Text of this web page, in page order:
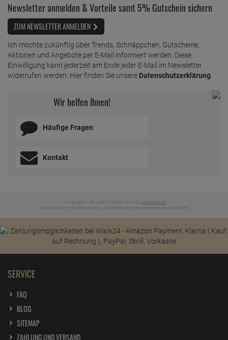
Mellerud Urin und Kalkstein Entferner 1L
ab 6,
1 Liter =
Newsletter anmelden & Vorteile samt 5% Gutschein sichern
ZUM NEWSLETTER ANMELDEN
Ich möchte zukünftig über Trends, Schnäppchen, Gutscheine,
Aktionen und Angebote per E-Mail informiert werden. Diese
Einwilligung kann jederzeit am Ende jeder E-Mail im Newsletter
widerrufen werden. Hier finden Sie unsere Datenschutzerklärung
Wir helfen Ihnen!
Häufige Fragen
Kontakt
* Preisangaben inkl. gesetzl. MwSt. und zzgl. Versandkosten
Ursprünglicher Preis des Händlers, Unverbindliche Preisempfehlung des Herstellers
SERVICE
FAQ
BLOG
SITEMAP
ZAHLUNG UND VERSAND